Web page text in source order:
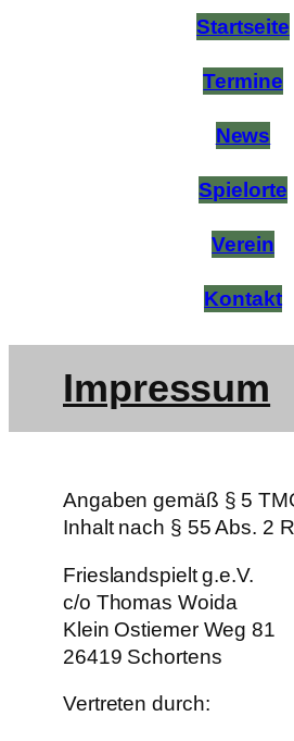
Startseite
Termine
News
Spielorte
Verein
Kontakt
Impressum
Angaben gemäß § 5
Inhalt nach § 55 Abs. 2
Frieslandspielt g.e.V.
c/o Thomas Woida
Klein Ostiemer Weg 81
26419 Schortens
Vertreten durch: